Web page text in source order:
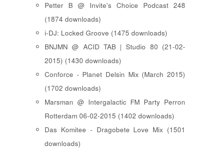
Petter B @ Invite's Choice Podcast 248
(1874 downloads)
i-DJ: Locked Groove (1475 downloads)
BNJMN @ ACID TAB | Studio 80 (21-02-
2015) (1430 downloads)
Conforce - Planet Delsin Mix (March 2015)
(1702 downloads)
Marsman @ Intergalactic FM Party Perron
Rotterdam 06-02-2015 (1402 downloads)
Das Komitee - Dragobete Love Mix (1501
downloads)